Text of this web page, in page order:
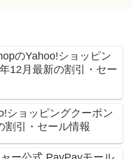
のYahoo!ショッピン
12月最新の割引・セー
ショッピングクーポン
割引・セール情報